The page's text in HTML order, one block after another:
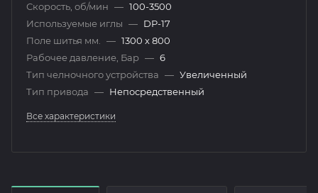
Скорость, об/мин — 100-3500
Используемые иглы — DP-17
Поле шитья мм.
— 1300 х 800
Рабочее давление, Бар — 6
Тип челночного устройства — Увеличенный
Тип привода — Непосредственный
Все характеристики